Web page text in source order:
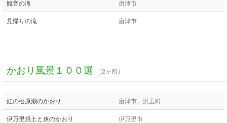
観音の滝 唐津市
見帰りの滝 唐津市
かおり風景１００選 （2ヶ所）
虹の松原潮のかおり 唐津市、浜玉町
伊万里焼土と炎のかおり 伊万里市